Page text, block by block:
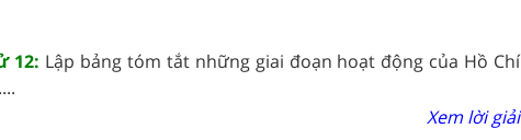
12: Lập bảng tóm tắt những giai đoạn hoạt động của Hồ Chí
Xem lời giải